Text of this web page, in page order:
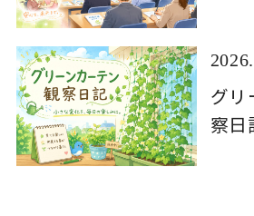
グリ
察日